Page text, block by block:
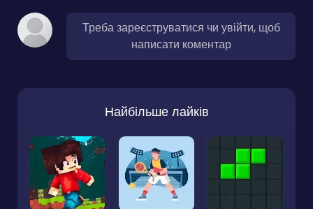
Треба зареєструватися чи увійти, щоб
написати коментар
Найбільше лайків